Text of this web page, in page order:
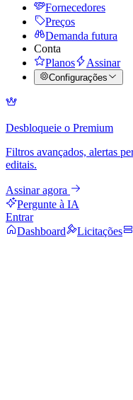
Fornecedores
Preços
Demanda futura
Conta
Planos
Assinar
Configurações
Desbloqueie o Premium
Filtros avançados, alertas
editais.
Assinar agora
Pergunte à IA
Entrar
Dashboard
Licitações